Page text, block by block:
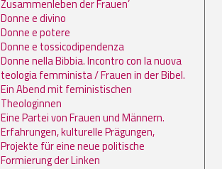
Zusammenleben der Frauen’
Donne e divino
Donne e potere
Donne e tossicodipendenza
Donne nella Bibbia. Incontro con la nuova
teologia femminista / Frauen in der Bibel.
Ein Abend mit feministischen
Theologinnen
Eine Partei von Frauen und Männern.
Erfahrungen, kulturelle Prägungen,
Projekte für eine neue politische
Formierung der Linken